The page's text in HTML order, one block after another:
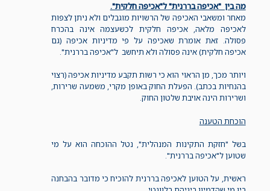
מה בין "אכיפה בררנית" ל"אכיפה חלקית".
מאחר ומשאבי האכיפה של הרשויות מוגבלים ולא ניתן לצפות
לאכיפה מלאה, אכיפה חלקית לכשעצמה אינה בהכרח
פסולה. זאת אומרת שאכיפה על פי מדיניות אכיפה (גם
אכיפה חלקית) אינה פסולה ולא תיחשב ל"אכיפה בררנית".
ויותר מכך, מן הראוי הוא כי רשות תקבע מדיניות אכיפה (רצוי
בהנחיות בכתב). הפעלת החוק באופן מקרי, משמעה שרירות,
ושרירות הינה אויבת שלטון החוק.
הוכחת הטענה
בשל "חזקת התקינות המנהלית", נטל ההוכחה הוא על מי
שטוען ל"אכיפה בררנית".
ראשית, על הטוען לאכיפה בררנית להוכיח כי מדובר בהבחנה